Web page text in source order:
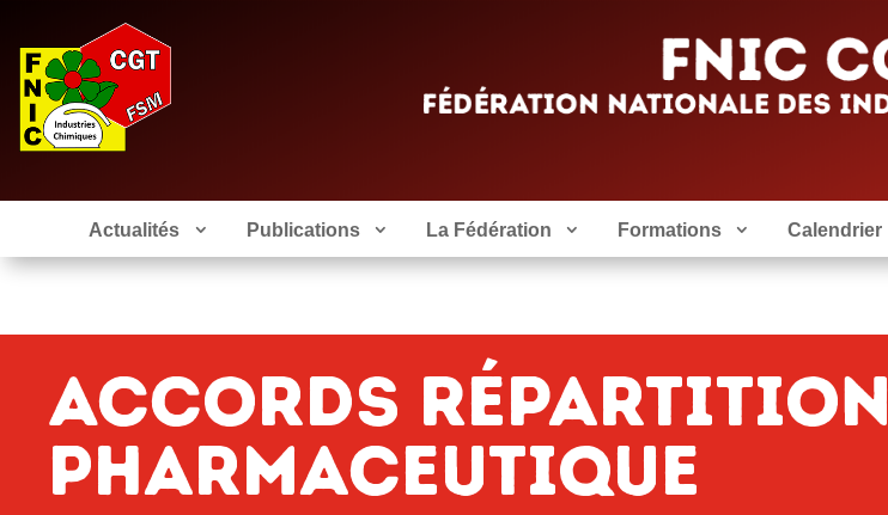
Actualités Publications La Fédération Formations Calendrier
Accords Répartition
Pharmaceutique